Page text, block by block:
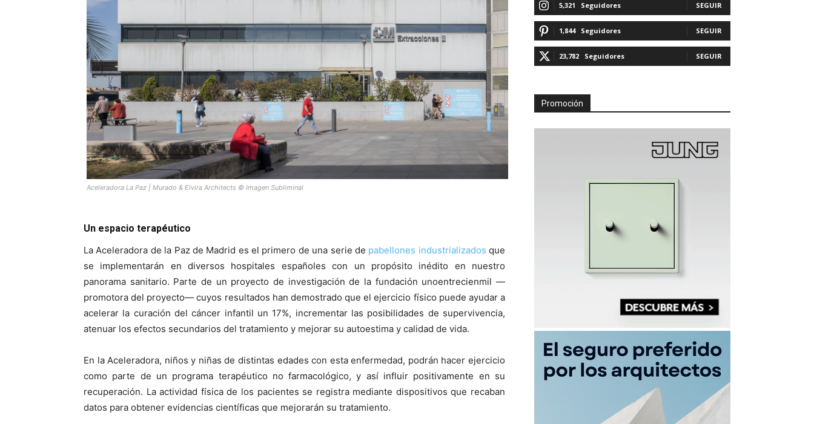
Aceleradora La Paz | Murado & Elvira Architects © Imagen Subliminal
Un espacio terapéutico
La Aceleradora de la Paz de Madrid es el primero de una serie de pabellones industrializados que
se implementarán en diversos hospitales españoles con un propósito inédito en nuestro
panorama sanitario. Parte de un proyecto de investigación de la fundación unoentrecienmil —
promotora del proyecto— cuyos resultados han demostrado que el ejercicio físico puede ayudar a
acelerar la curación del cáncer infantil un 17%, incrementar las posibilidades de supervivencia,
atenuar los efectos secundarios del tratamiento y mejorar su autoestima y calidad de vida.
En la Aceleradora, niños y niñas de distintas edades con esta enfermedad, podrán hacer ejercicio
como parte de un programa terapéutico no farmacológico, y así influir positivamente en su
recuperación. La actividad física de los pacientes se registra mediante dispositivos que recaban
datos para obtener evidencias científicas que mejorarán su tratamiento.
5,321 Seguidores SEGUIR
1,844 Seguidores SEGUIR
23,782 Seguidores SEGUIR
Promoción